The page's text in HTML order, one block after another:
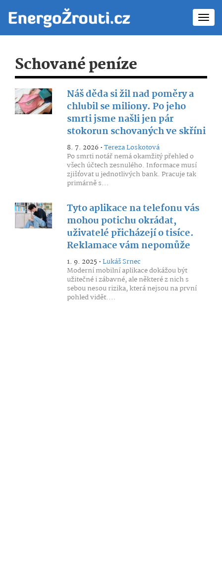
Schované peníze
Náš děda si žil nad poměry a
chlubil se miliony. Po jeho
smrti jsme našli jen pár
stokorun schovaných ve skříni
8. 7. 2026 •Tereza Loskotová
Po smrti notář nemá okamžitý přehled o
všech účtech zesnulého. Informace musí
zjišťovat u jednotlivých bank. Pracuje tak
primárně s...
Tyto aplikace na telefonu vás
mohou potichu okrádat,
uživatelé přicházejí o tisíce.
Reklamace vám nepomůže
1. 9. 2025 •Lukáš Srnec
Moderní mobilní aplikace dokážou být
užitečné i zábavné, ale některé z nich s
sebou nesou rizika, která nejsou na první
pohled vidět....